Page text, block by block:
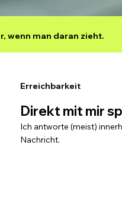
wenn man daran zieht.
Erreichbarkeit
Direkt mit mir
Ich antworte (meist)
Nachricht.